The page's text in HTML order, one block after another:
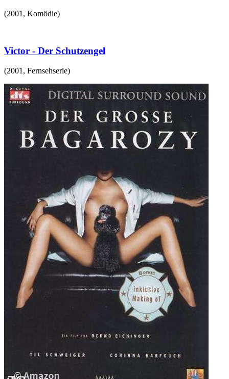
(2001 , Komödie)
Victor - Der Schutzengel
(2001 , Fernsehserie)